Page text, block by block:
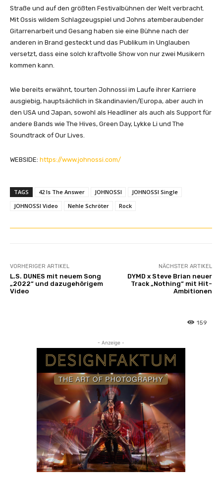
u
b
e
a
n
z
i
g
e
n
Straße und auf den größten Festivalbühnen der Welt verbracht.
Mit Ossis wildem Schlagzeugspiel und Johns atemberaubender
Gitarrenarbeit und Gesang haben sie eine Bühne nach der
anderen in Brand gesteckt und das Publikum in Unglauben
versetzt, dass eine solch kraftvolle Show von nur zwei Musikern
kommen kann.
Wie bereits erwähnt, tourten Johnossi im Laufe ihrer Karriere
ausgiebig, hauptsächlich in Skandinavien/Europa, aber auch in
den USA und Japan, sowohl als Headliner als auch als Support für
andere Bands wie The Hives, Green Day, Lykke Li und The
Soundtrack of Our Lives.
WEBSIDE: https://www.johnossi.com/
TAGS 42 Is The Answer JOHNOSSI
JOHNOSSI Single
JOHNOSSI Video
Nehle Schröter Rock
VORHERIGER ARTIKEL
L.S. DUNES mit neuem Song
„2022“ und dazugehörigem
Video
NÄCHSTER ARTIKEL
DYMD x Steve Brian neuer
Track „Nothing“ mit Hit-
Ambitionen
159
- Anzeige -